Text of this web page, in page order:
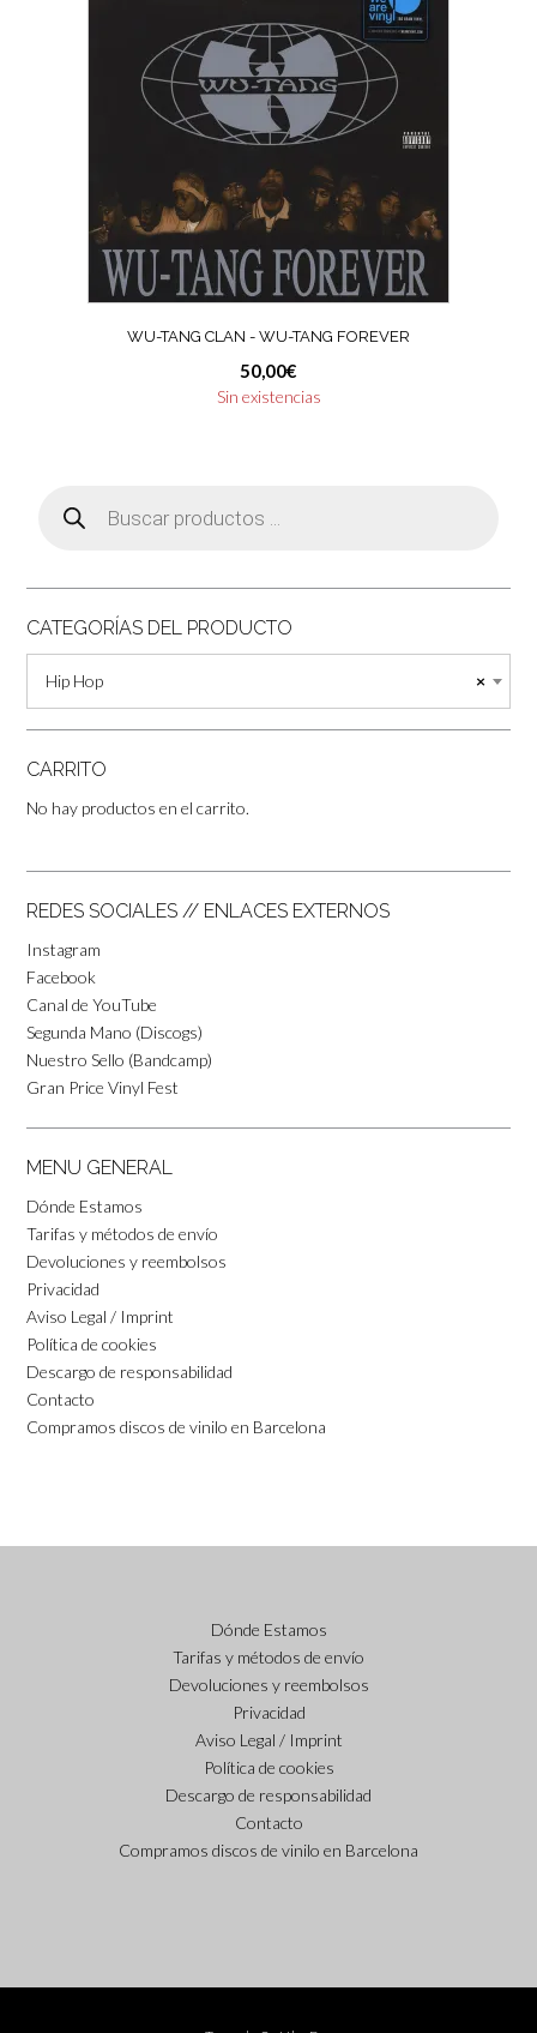
WU-TANG CLAN ‎- WU-TANG FOREVER
50,00€
Sin existencias
productos
CATEGORÍAS DEL PRODUCTO
×
Hip Hop
CARRITO
No hay productos en el carrito.
REDES SOCIALES // ENLACES EXTERNOS
Instagram
Facebook
Canal de YouTube
Segunda Mano (Discogs)
Nuestro Sello (Bandcamp)
Gran Price Vinyl Fest
MENU GENERAL
Dónde Estamos
Tarifas y métodos de envío
Devoluciones y reembolsos
Privacidad
Aviso Legal / Imprint
Política de cookies
Descargo de responsabilidad
Contacto
Compramos discos de vinilo en Barcelona
Dónde Estamos
Tarifas y métodos de envío
Devoluciones y reembolsos
Privacidad
Aviso Legal / Imprint
Política de cookies
Descargo de responsabilidad
Contacto
Compramos discos de vinilo en Barcelona